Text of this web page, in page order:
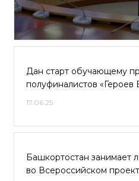
Дан старт обучающему
полуфиналистов «Героев
17.06.25
Башкортостан занимает
во Всероссийском